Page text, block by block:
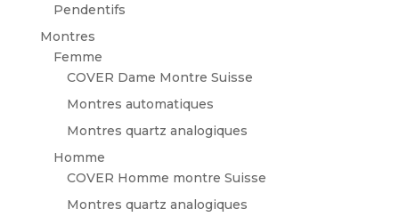
Pendentifs
Montres
Femme
COVER Dame Montre Suisse
Montres automatiques
Montres quartz analogiques
Homme
COVER Homme montre Suisse
Montres quartz analogiques